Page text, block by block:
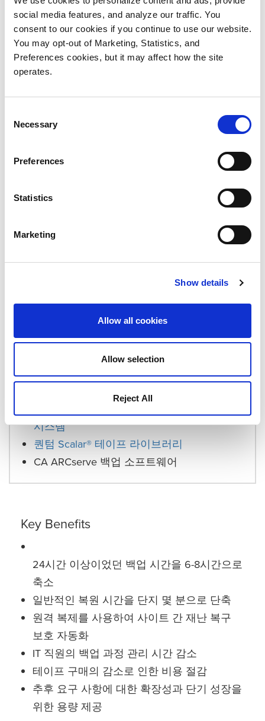
social media features, and analyze our traffic. You
consent to our cookies if you continue to use our website.
You may opt-out of Marketing, Statistics, and
Preferences cookies, but it may affect how the site
operates.
Selection
Necessary
Preferences
Statistics
Marketing
Show details
Allow all cookies
Allow selection
Reject All
입증된 전사적 솔루션으로 선택했습니다.
도입 효과 빠른 백업, 재난으로부터의 보호
DXi 솔루션 도입 이후로, 전체 백업에 소요되는 시간
문제는 사라졌습니다. MLSE는 이제 주요 시스템을
매일 완벽하게 백업하며, 모든 데이터를 매주 백업합
니다. 데이터는 DXi 시스템에 30일동안 보관되며, 매
주마다 전체 백업이 Scalar 라이브러리로 전송되고,
Puric은 중복제거가 "더 많은 백업, 스토리지 효율성,
시간 절약"이라는 결과를 나았다고 말합니다. 24시간
이상 소요되었던 백업이 이제는 6~8시간만에 완료됩
니다. Puric은 훨씬 더 성공할 수 있는 재난 복구 전략
Puric은 "이 제품은 굉장히 신뢰가 갑니다. 복제가 진
필요가 없습니다."라고 말합니다. "백업과 복구 과정
은 우리에게 더 이상 신경쓰지 않아도 되는 일이 되었
습니다."
Products Used
시스템
퀀텀 Scalar® 테이프 라이브러리
CA ARCserve 백업 소프트웨어
Key Benefits
24시간 이상이었던 백업 시간을 6-8시간으로
축소
일반적인 복원 시간을 단지 몇 분으로 단축
원격 복제를 사용하여 사이트 간 재난 복구
보호 자동화
IT 직원의 백업 과정 관리 시간 감소
테이프 구매의 감소로 인한 비용 절감
추후 요구 사항에 대한 확장성과 단기 성장을
위한 용량 제공